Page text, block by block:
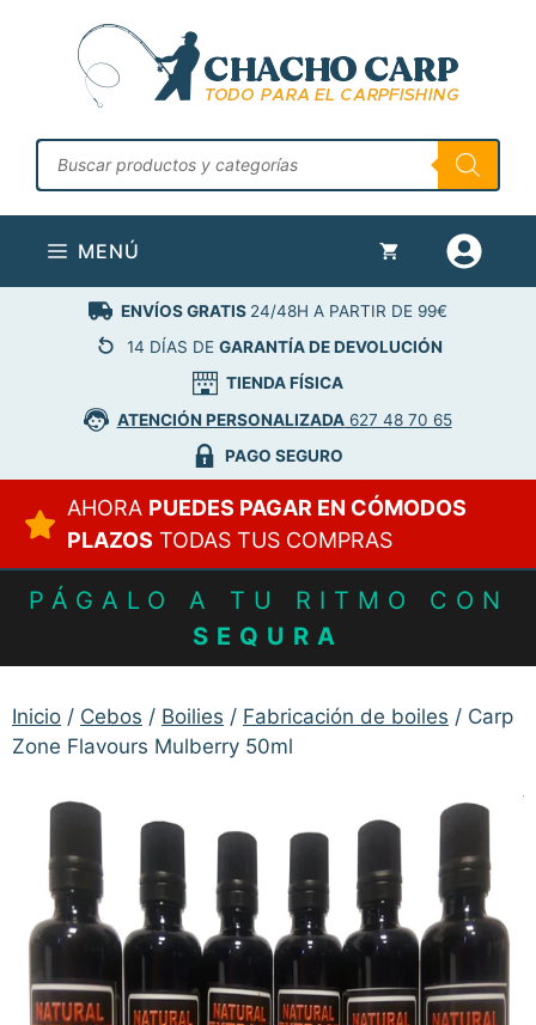
contenido
Búsqueda
de
productos
MENÚ
ENVÍOS GRATIS 24/48H A PARTIR DE 99€
14 DÍAS DE GARANTÍA DE DEVOLUCIÓN
TIENDA FÍSICA
ATENCIÓN PERSONALIZADA627 48 70 65
PAGO SEGURO
AHORA PUEDES PAGAR EN CÓMODOS
PLAZOS TODAS TUS COMPRAS
PÁGALO A TU RITMO CON
SEQURA
Inicio / Cebos / Boilies / Fabricación de boiles / Carp
Zone Flavours Mulberry 50ml